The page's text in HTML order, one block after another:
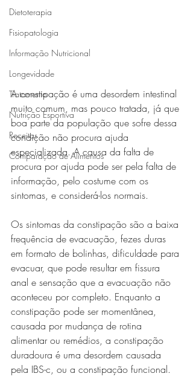
Dietoterapia
Fisiopatologia
Informação Nutricional
Longevidade
Tratamento
Nutrição Esportiva
Receitas
Comparação de Alimentos
A constipação é uma desordem intestinal
muito comum, mas pouco tratada, já que
boa parte da população que sofre dessa
condição não procura ajuda
especializada. A causa da falta de
procura por ajuda pode ser pela falta de
informação, pelo costume com os
sintomas, e considerá-los normais.
Os sintomas da constipação são a baixa
frequência de evacuação, fezes duras
em formato de bolinhas, dificuldade para
evacuar, que pode resultar em fissura
anal e sensação que a evacuação não
aconteceu por completo. Enquanto a
constipação pode ser momentânea,
causada por mudança de rotina
alimentar ou remédios, a constipação
duradoura é uma desordem causada
pela IBS-c, ou a constipação funcional.